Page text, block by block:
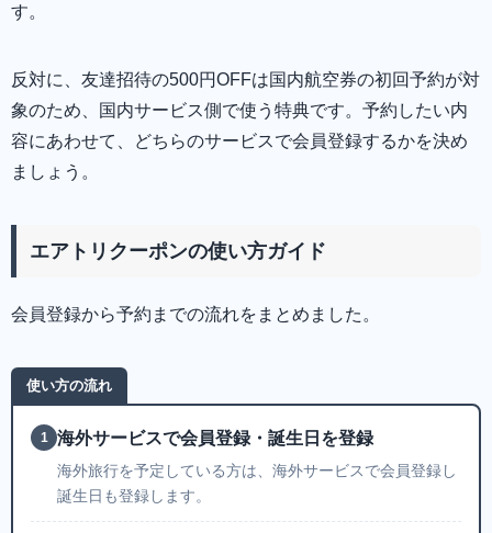
す。
反対に、友達招待の500円OFFは国内航空券の初回予約が対
象のため、国内サービス側で使う特典です。予約したい内
容にあわせて、どちらのサービスで会員登録するかを決め
ましょう。
エアトリクーポンの使い方ガイド
会員登録から予約までの流れをまとめました。
使い方の流れ
1 海外サービスで会員登録・誕生日を登録
海外旅行を予定している方は、海外サービスで会員登録し
誕生日も登録します。